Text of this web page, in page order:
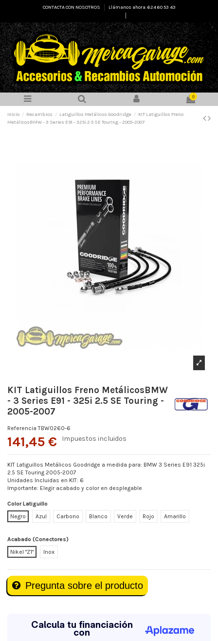
CONTACTA CON NOSOTROS
Llámanos ahora: 624 60 53 43
0
Inicio Recambios Latiguillos Metálicos Goodridge
KIT Latiguillos Freno
MetálicosBMW - 3 Series E91 - 325i 2.5 SE Touring - 2005-2007
KIT Latiguillos Freno MetálicosBMW
- 3 Series E91 - 325i 2.5 SE Touring -
2005-2007
Referencia TBW0260-6
141,45 € Impuestos incluidos
KIT Latiguillos Metálicos Goodridge a medida para: BMW 3 Series E91 325i
2.5 SE Touring 2005-2007
Unidades Incluidas en KIT: 6
Importante: Elegir acabado y color en desplegable
Color Latiguillo
Negro
Azul Carbono Blanco Verde Rojo Amarillo
Acabado (Conectores)
Nikel "Z1"
Inox
Pregunta sobre el producto